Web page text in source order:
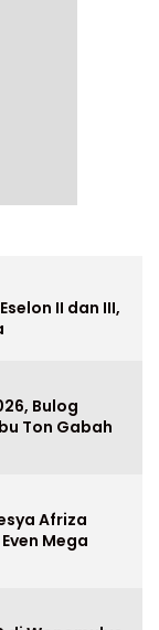
II dan III,
Bulog
Ton Gabah
Afriza
Mega